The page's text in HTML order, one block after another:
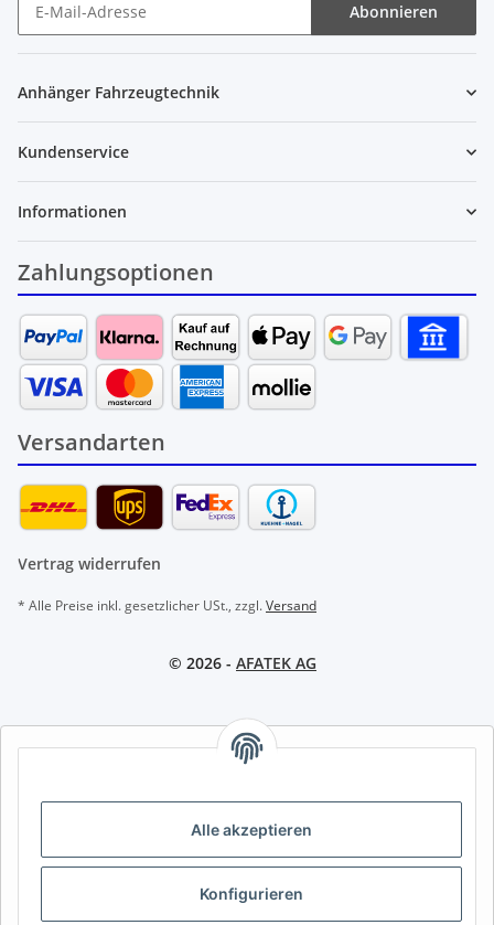
Alle akzeptieren
Konfigurieren
Abonnieren
Anhänger Fahrzeugtechnik
Kundenservice
Informationen
Zahlungsoptionen
Versandarten
Vertrag widerrufen
* Alle Preise inkl. gesetzlicher USt., zzgl.Versand
© 2026 - AFATEK AG
AFATEK INTERNATIONAL – SELECT REGION & LANGUAGE |
AT CH (DE)
FR IT ES DK PL